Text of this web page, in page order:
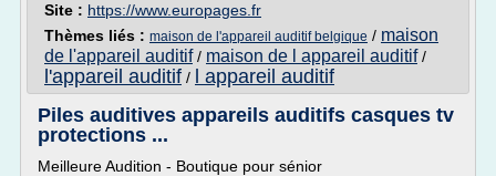
Site : https://www.europages.fr
Thèmes liés : maison de l'appareil auditif belgique / maison
de l'appareil auditif/ maison de l appareil auditif/
l'appareil auditif /
l appareil auditif
Piles auditives appareils auditifs casques tv
protections ...
Meilleure Audition - Boutique pour sénior